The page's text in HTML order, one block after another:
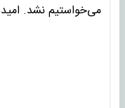
می‌خواستیم نشد.